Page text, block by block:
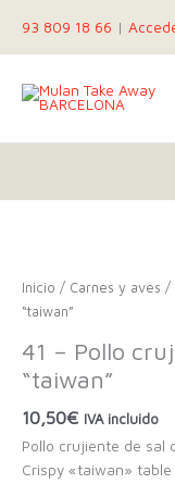
contenido
93 809 18 66 |
Inicio / Carnes y aves /
“taiwan”
41 – Pollo
“taiwan”
10,50€ IVA incluido
Pollo crujiente de sal
Crispy «taiwan» table